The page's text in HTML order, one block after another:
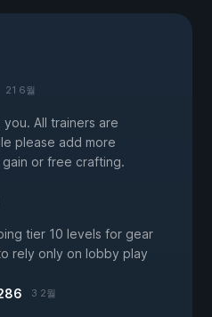
21 6월
All trainers are
please add more
gain or free crafting.
tier 10 levels for gear
rely only on lobby play
3 2월